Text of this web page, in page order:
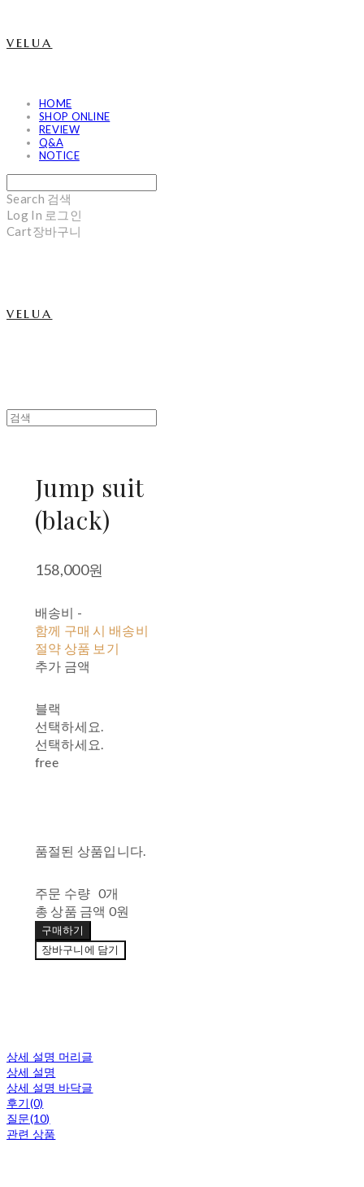
velua
HOME
SHOP ONLINE
REVIEW
Q&A
NOTICE
Search 검색
Log In 로그인
Cart장바구니
velua
Jump suit
(black)
158,000원
배송비 -
함께 구매 시 배송비
절약 상품 보기
추가 금액
블랙
선택하세요.
선택하세요.
free
품절된 상품입니다.
주문 수량 0개
총 상품 금액 0원
구매하기
장바구니에 담기
상세 설명 머리글
상세 설명
상세 설명 바닥글
후기(0)
질문(10)
관련 상품